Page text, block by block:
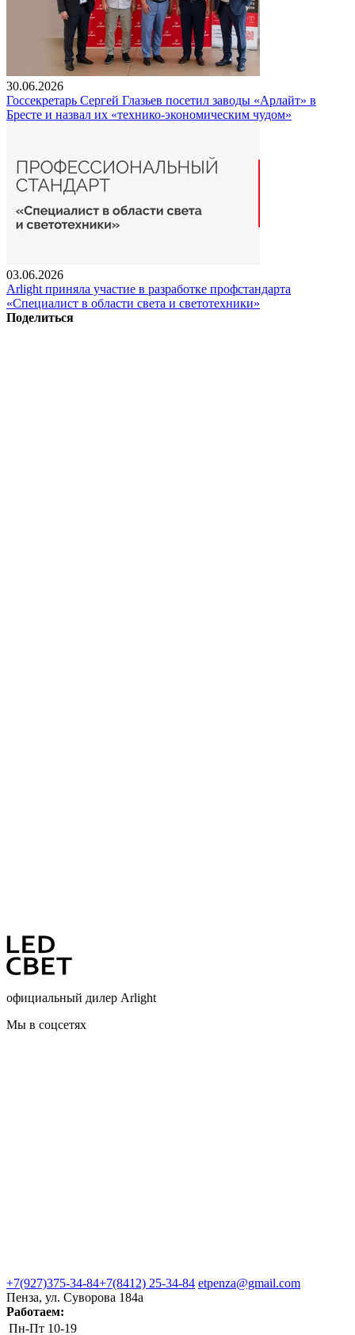
30.06.2026
Госсекретарь Сергей Глазьев посетил заводы «Арлайт» в
Бресте и назвал их «технико-экономическим чудом»
03.06.2026
Arlight приняла участие в разработке профстандарта
«Специалист в области света и светотехники»
Поделиться
официальный дилер Arlight
Мы в соцсетях
+7(927)375-34-84+7(8412) 25-34-84 etpenza@gmail.com
Пенза, ул. Cуворова 184а
Работаем:
Пн-Пт 10-19